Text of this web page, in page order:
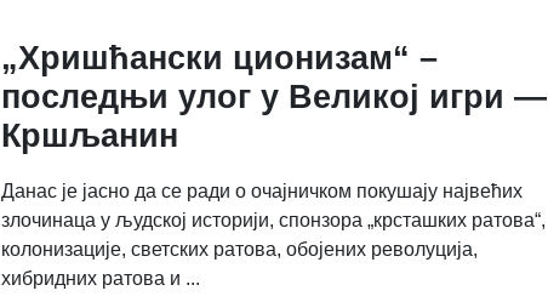
„Хришћански ционизам“ –
последњи улог у Великој игри —
Кршљанин
Данас је јасно да се ради о очајничком покушају највећих
злочинаца у људској историји, спонзора „крсташких ратова“,
колонизације, светских ратова, обојених револуција,
хибридних ратова и ...